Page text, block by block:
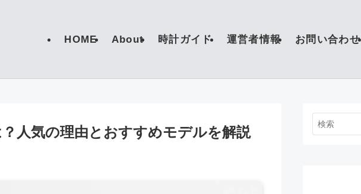
HOME About 時計ガイド 運営者情報 お問い合わせ
人気の理由とおすすめモデルを解説